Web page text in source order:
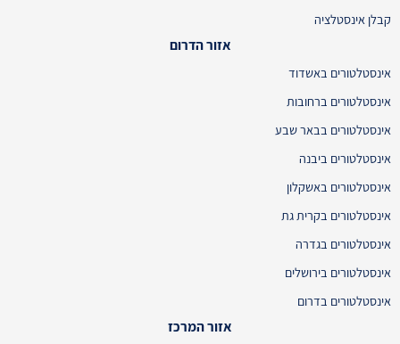
קבלן אינסטלציה
אזור הדרום
אינסטלטורים באשדוד
אינסטלטורים ברחובות
אינסטלטורים בבאר שבע
אינסטלטורים ביבנה
אינסטלטורים באשקלון
אינסטלטורים בקרית גת
אינסטלטורים בגדרה
אינסטלטורים בירושלים
אינסטלטורים בדרום
אזור המרכז